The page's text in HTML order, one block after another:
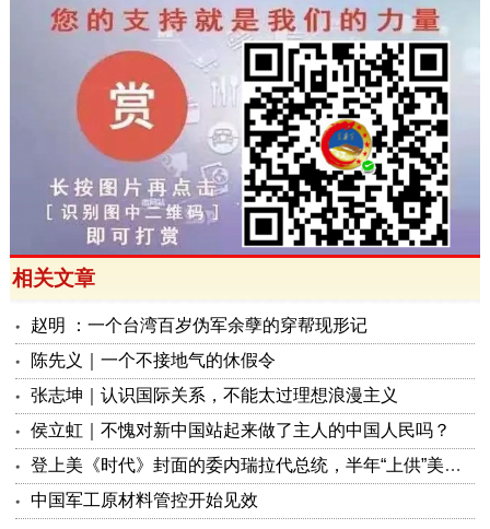
相关文章
赵明 ：一个台湾百岁伪军余孽的穿帮现形记
陈先义｜一个不接地气的休假令
张志坤｜认识国际关系，不能太过理想浪漫主义
侯立虹｜不愧对新中国站起来做了主人的中国人民吗？
登上美《时代》封面的委内瑞拉代总统，半年“上供”美国130亿美元
中国军工原材料管控开始见效